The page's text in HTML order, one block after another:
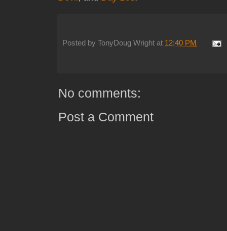
Posted by TonyDoug Wright at 12:40 PM
No comments:
Post a Comment